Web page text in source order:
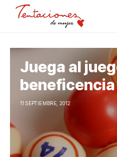
Juega al
beneficencia
11 SEPTIEMBRE, 2012